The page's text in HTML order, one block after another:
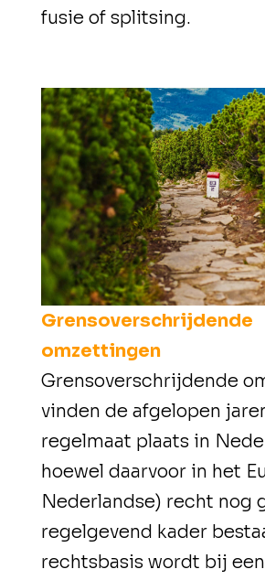
fusie of splitsing.
Grensoverschrijdende
omzettingen
Grensoverschrijdende
vinden de afgelopen
regelmaat plaats in
hoewel daarvoor in het
Nederlandse) recht nog
regelgevend kader
rechtsbasis wordt bij een